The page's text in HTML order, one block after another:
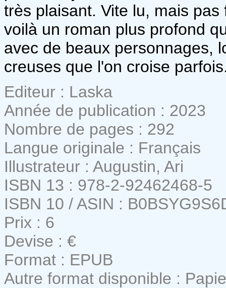
très plaisant. Vite lu, mais
voilà un roman plus profond
avec de beaux personnages,
creuses que l'on croise
Editeur : Laska
Année de publication : 2023
Nombre de pages : 292
Langue originale : Français
Illustrateur : Augustin, Ari
ISBN 13 : 978-2-92462468-5
ISBN 10 / ASIN :
Prix : 6
Devise : €
Format : EPUB
Autre format disponible :